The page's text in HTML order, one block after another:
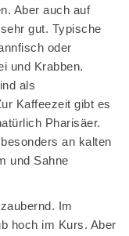
Aber auch auf
gut. Typische
oder
und Krabben.
als
Kaffeezeit gibt es
Pharisäer.
an kalten
und Sahne
Im
hoch im Kurs. Aber